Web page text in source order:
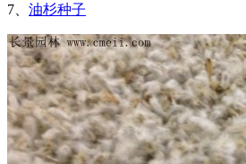
7、 油杉种子